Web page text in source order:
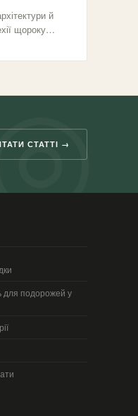
й
щороку
СТАТТІ →
для подорожей у